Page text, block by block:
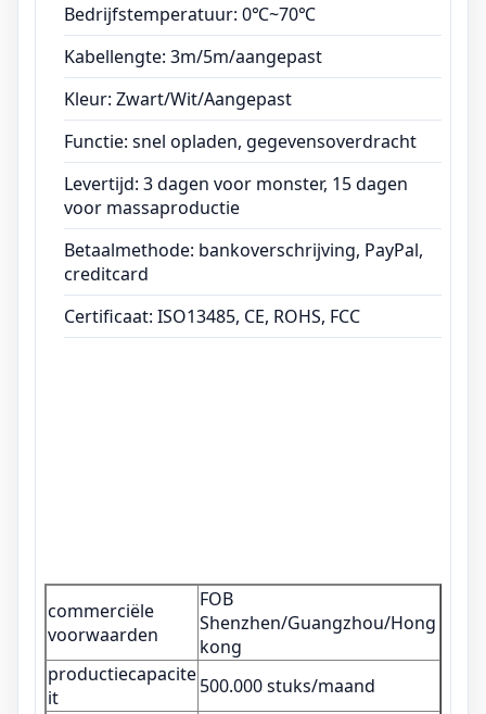
Bedrijfstemperatuur: 0℃~70℃
Kabellengte: 3m/5m/aangepast
Kleur: Zwart/Wit/Aangepast
Functie: snel opladen, gegevensoverdracht
Levertijd: 3 dagen voor monster, 15 dagen
voor massaproductie
Betaalmethode: bankoverschrijving, PayPal,
creditcard
Certificaat: ISO13485, CE, ROHS, FCC
commerciële
voorwaarden
FOB
Shenzhen/Guangzhou/Hong
kong
productiecapacite
it
500.000 stuks/maand